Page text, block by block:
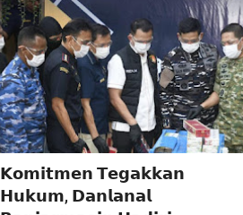
𝗞𝗼𝗺𝗶𝘁𝗺𝗲𝗻 𝗧𝗲𝗴𝗮𝗸𝗸𝗮𝗻
𝗛𝘂𝗸𝘂𝗺, 𝗗𝗮𝗻𝗹𝗮𝗻𝗮𝗹